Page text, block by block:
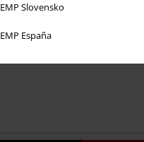
EMP Slovensko
EMP España